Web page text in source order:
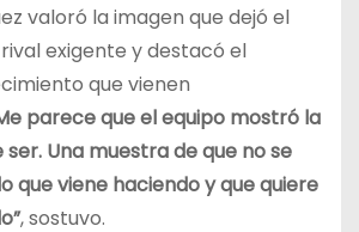
valoró la imagen que dejó el
exigente y destacó el
que vienen
parece que el equipo mostró la
Una muestra de que no se
que viene haciendo y que quiere
, sostuvo.